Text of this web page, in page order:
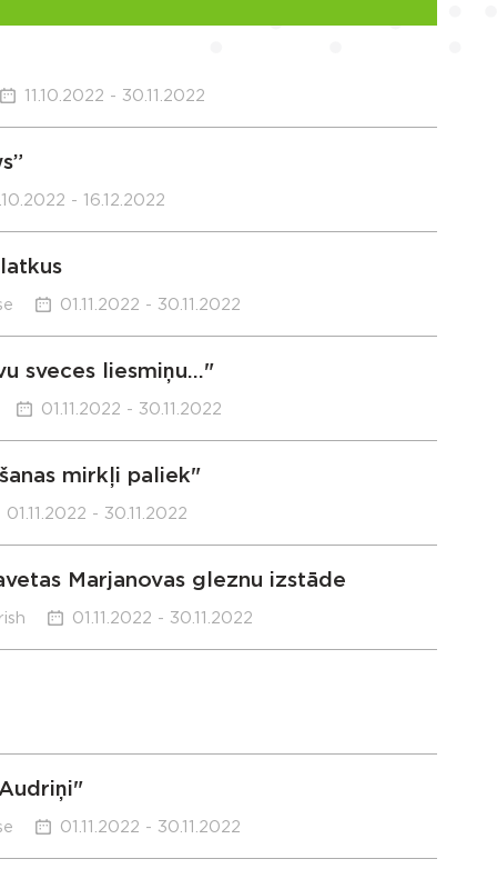
11.10.2022 - 30.11.2022
- 16.12.2022
01.11.2022 - 30.11.2022
sveces liesmiņu..."
01.11.2022 - 30.11.2022
mirkļi paliek"
01.11.2022 - 30.11.2022
Marjanovas gleznu izstāde
01.11.2022 - 30.11.2022
01.11.2022 - 30.11.2022